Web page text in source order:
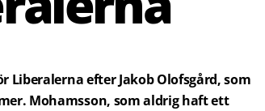
Liberalerna efter Jakob Olofsgård, som
Mohamsson, som aldrig haft ett